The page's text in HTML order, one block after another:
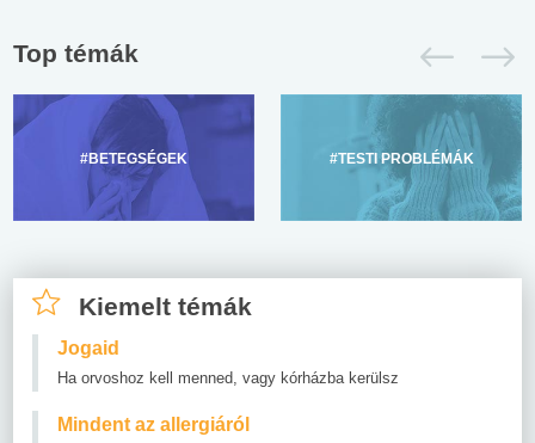
Top témák
#BETEGSÉGEK #TESTI PROBLÉMÁK
Kiemelt témák
Jogaid
Ha orvoshoz kell menned, vagy kórházba kerülsz
Mindent az allergiáról